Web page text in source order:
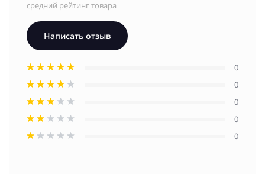
средний рейтинг товара
Написать отзыв
0
0
0
0
0